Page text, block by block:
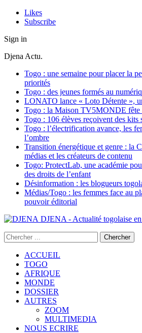
Likes
Subscribe
Sign in
Djena Actu.
Togo : une semaine pour placer la
priorités
Togo : des jeunes formés au
LONATO lance « Loto Détente »,
Togo : la Maison TV5MONDE fête
Togo : 106 élèves reçoivent des kits
Togo : l’électrification avance, les
l’ombre
Transition énergétique et genre : la
médias et les créateurs de contenu
Togo: ProtectLab, une académie
des droits de l’enfant
Désinformation : les blogueurs
Médias/Togo : les femmes face au
pouvoir éditorial
DJENA - Actualité togolaise
ACCUEIL
TOGO
AFRIQUE
MONDE
DOSSIER
AUTRES
ZOOM
MULTIMEDIA
NOUS ECRIRE